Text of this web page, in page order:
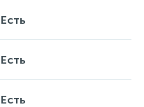
Есть
Есть
Есть